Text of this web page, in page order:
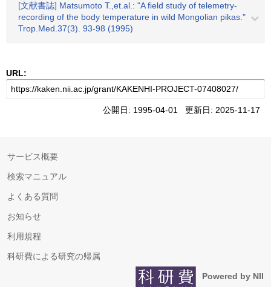
[文献書誌] Matsumoto T.,et.al.: "A field study of telemetry-
recording of the body temperature in wild Mongolian pikas."
Trop.Med.37(3). 93-98 (1995)
URL:
公開日: 1995-04-01 更新日: 2025-11-17
サービス概要
検索マニュアル
よくある質問
お知らせ
利用規程
科研費による研究の帰属
Powered by NII